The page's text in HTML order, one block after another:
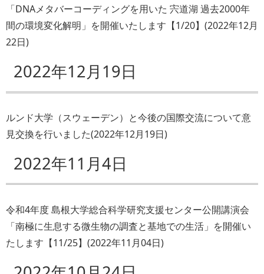
「DNAメタバーコーディングを用いた 宍道湖 過去2000年
間の環境変化解明」を開催いたします【1/20】 (2022年12月
22日)
2022年12月19日
ルンド大学（スウェーデン）と今後の国際交流について意
見交換を行いました(2022年12月19日)
2022年11月4日
令和4年度 島根大学総合科学研究支援センター公開講演会
「南極に生息する微生物の調査と基地での生活」を開催い
たします【11/25】 (2022年11月04日)